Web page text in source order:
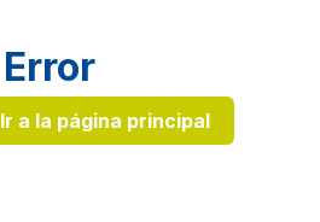
Error
Ir a la página principal